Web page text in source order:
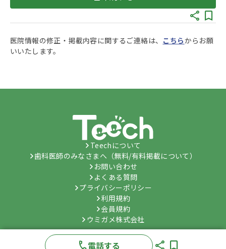
医院情報の修正・掲載内容に関するご連絡は、 こちらからお願
いいたします。
Teechについて
歯科医師のみなさまへ（無料/有料掲載について）
お問い合わせ
よくある質問
プライバシーポリシー
利用規約
会員規約
ウミガメ株式会社
© Umygame Co., Ltd. All Rights Reserved.